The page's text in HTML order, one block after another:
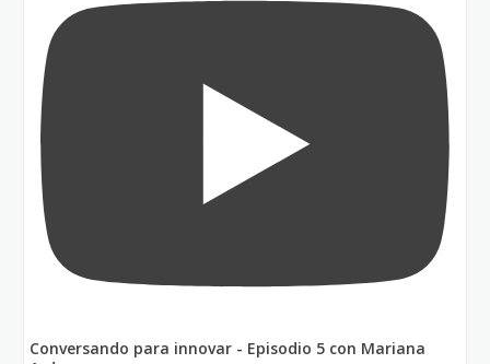
Conversando para innovar - Episodio 5 con Mariana